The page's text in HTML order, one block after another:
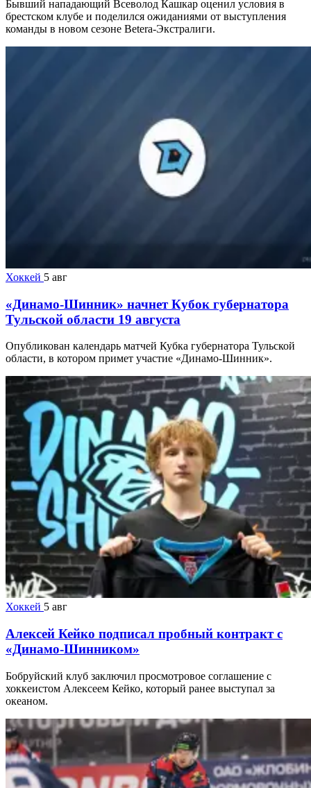
Бывший нападающий Всеволод Кашкар оценил условия в
брестском клубе и поделился ожиданиями от выступления
команды в новом сезоне Betera-Экстралиги.
Хоккей 5 авг
«Динамо-Шинник» начнет Кубок губернатора
Тульской области 19 августа
Опубликован календарь матчей Кубка губернатора Тульской
области, в котором примет участие «Динамо-Шинник».
Хоккей 5 авг
Алексей Кейко подписал пробный контракт с
«Динамо-Шинником»
Бобруйский клуб заключил просмотровое соглашение с
хоккеистом Алексеем Кейко, который ранее выступал за
океаном.